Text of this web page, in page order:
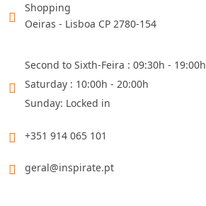
Shopping
Oeiras - Lisboa CP 2780-154
Second to Sixth-Feira : 09:30h - 19:00h
Saturday : 10:00h - 20:00h
Sunday: Locked in
+351 914 065 101
geral@inspirate.pt